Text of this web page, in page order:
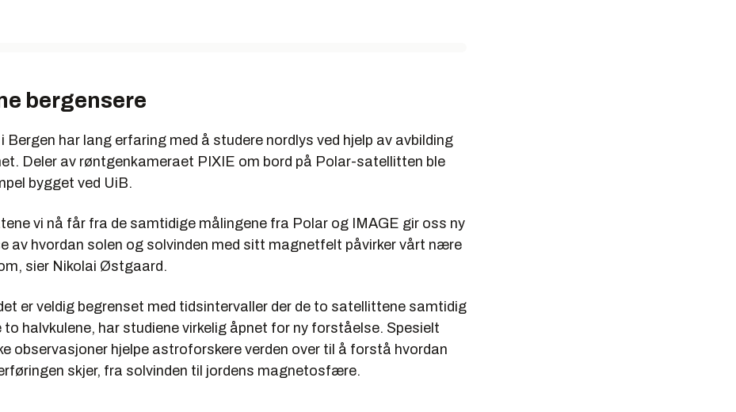
bergensere
Bergen har lang erfaring med å studere nordlys ved hjelp av avbilding
Deler av røntgenkameraet PIXIE om bord på Polar-satellitten ble
bygget ved UiB.
vi nå får fra de samtidige målingene fra Polar og IMAGE gir oss ny
av hvordan solen og solvinden med sitt magnetfelt påvirker vårt nære
sier Nikolai Østgaard.
er veldig begrenset med tidsintervaller der de to satellittene samtidig
to halvkulene, har studiene virkelig åpnet for ny forståelse. Spesielt
observasjoner hjelpe astroforskere verden over til å forstå hvordan
skjer, fra solvinden til jordens magnetosfære.